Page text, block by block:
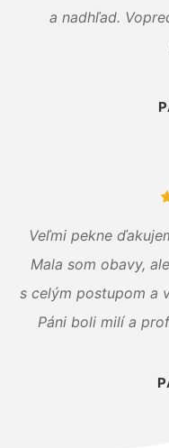
a nadhľad.
Veľmi pekne
Mala som obavy,
s celým postupom a
Páni boli milí a